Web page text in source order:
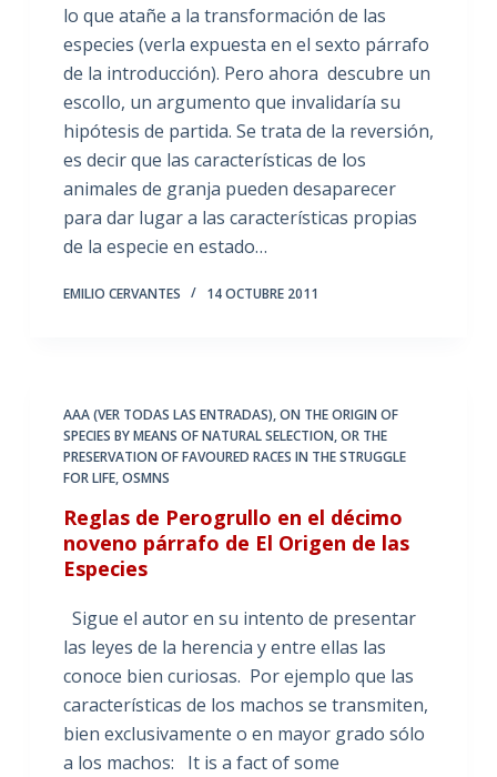
lo que atañe a la transformación de las
especies (verla expuesta en el sexto párrafo
de la introducción). Pero ahora descubre un
escollo, un argumento que invalidaría su
hipótesis de partida. Se trata de la reversión,
es decir que las características de los
animales de granja pueden desaparecer
para dar lugar a las características propias
de la especie en estado…
EMILIO CERVANTES 14 OCTUBRE 2011
AAA (VER TODAS LAS ENTRADAS),ON THE ORIGIN OF
SPECIES BY MEANS OF NATURAL SELECTION,OR THE
PRESERVATION OF FAVOURED RACES IN THE STRUGGLE
FOR LIFE,OSMNS
Reglas de Perogrullo en el décimo
noveno párrafo de El Origen de las
Especies
Sigue el autor en su intento de presentar
las leyes de la herencia y entre ellas las
conoce bien curiosas. Por ejemplo que las
características de los machos se transmiten,
bien exclusivamente o en mayor grado sólo
a los machos: It is a fact of some